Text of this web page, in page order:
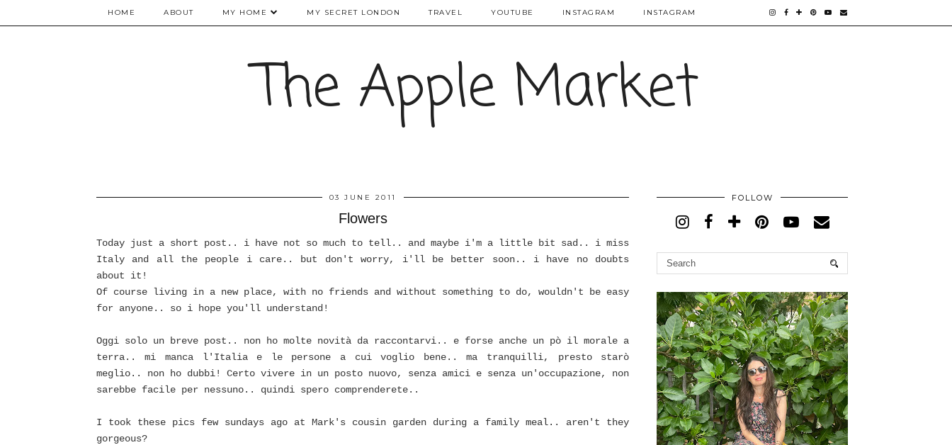
HOME ABOUT MY HOME MY SECRET LONDON TRAVEL YOUTUBE INSTAGRAM INSTAGRAM
The Apple Market
03 JUNE 2011
Flowers
Today just a short post.. i have not so much to tell.. and maybe i'm a little bit sad.. i miss
Italy and all the people i care.. but don't worry, i'll be better soon.. i have no doubts
about it!
Of course living in a new place, with no friends and without something to do, wouldn't be easy
for anyone.. so i hope you'll understand!
Oggi solo un breve post.. non ho molte novità da raccontarvi.. e forse anche un pò il morale a
terra.. mi manca l'Italia e le persone a cui voglio bene.. ma tranquilli, presto starò
meglio.. non ho dubbi! Certo vivere in un posto nuovo, senza amici e senza un'occupazione, non
sarebbe facile per nessuno.. quindi spero comprenderete..
I took these pics few sundays ago at Mark's cousin garden during a family meal.. aren't they
gorgeous?
FOLLOW